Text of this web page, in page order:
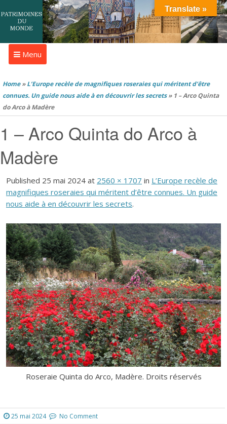
Menu
Home»L’Europe recèle de magnifiques roseraies qui méritent d’être
connues. Un guide nous aide à en découvrir les secrets» 1 – Arco Quinta
do Arco à Madère
1 – Arco Quinta do Arco à
Madère
Published 25 mai 2024 at 2560 × 1707 in L’Europe recèle de
magnifiques roseraies qui méritent d’être connues. Un guide
nous aide à en découvrir les secrets.
Roseraie Quinta do Arco, Madère. Droits réservés
25 mai 2024 No Comment
Translate »